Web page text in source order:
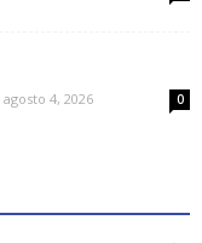
agosto 4, 2026 0